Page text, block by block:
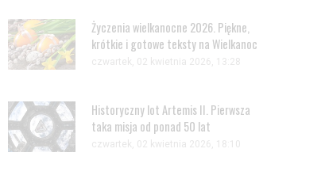
Życzenia wielkanocne 2026. Piękne,
krótkie i gotowe teksty na Wielkanoc
czwartek, 02 kwietnia 2026, 13:28
Historyczny lot Artemis II. Pierwsza
taka misja od ponad 50 lat
czwartek, 02 kwietnia 2026, 18:10